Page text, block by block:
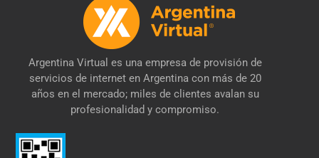
Argentina Virtual es una empresa de provisión de
servicios de internet en Argentina con más de 20
años en el mercado; miles de clientes avalan su
profesionalidad y compromiso.